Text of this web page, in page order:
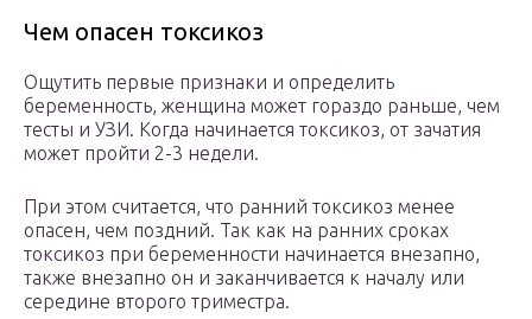
Чем опасен токсикоз
Ощутить первые признаки и определить
беременность, женщина может гораздо раньше, чем
тесты и УЗИ. Когда начинается токсикоз, от зачатия
может пройти 2-3 недели.
При этом считается, что ранний токсикоз менее
опасен, чем поздний. Так как на ранних сроках
токсикоз при беременности начинается внезапно,
также внезапно он и заканчивается к началу или
середине второго триместра.